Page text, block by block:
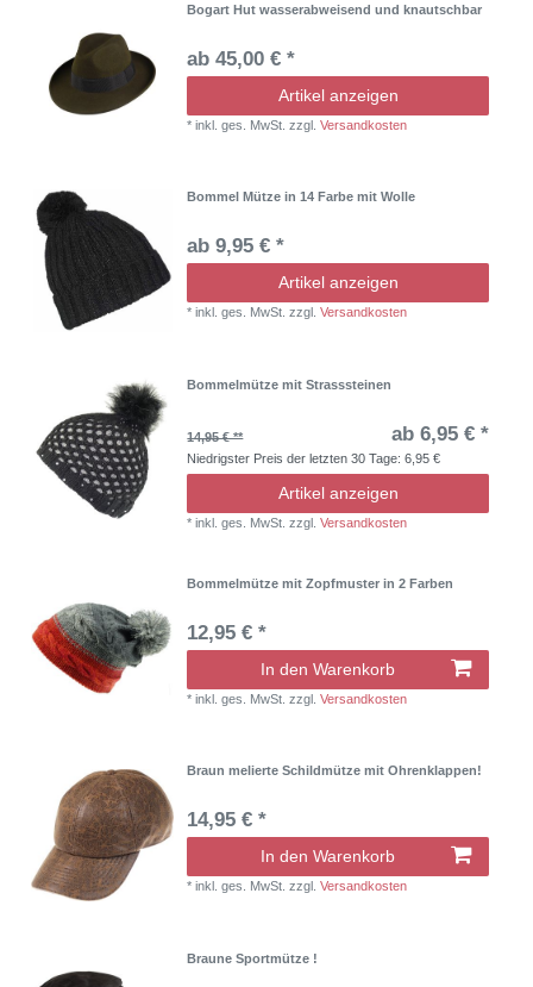
Bogart Hut wasserabweisend und knautschbar
ab 45,00 € *
Artikel anzeigen
*inkl. ges. MwSt. zzgl.Versandkosten
Bommel Mütze in 14 Farbe mit Wolle
ab 9,95 € *
Artikel anzeigen
*inkl. ges. MwSt. zzgl.Versandkosten
Bommelmütze mit Strasssteinen
14,95 € ** ab 6,95 € *
Niedrigster Preis der letzten 30 Tage:6,95 €
Artikel anzeigen
*inkl. ges. MwSt. zzgl.Versandkosten
Bommelmütze mit Zopfmuster in 2 Farben
12,95 € *
In den Warenkorb
*inkl. ges. MwSt. zzgl.Versandkosten
Braun melierte Schildmütze mit Ohrenklappen!
14,95 € *
In den Warenkorb
*inkl. ges. MwSt. zzgl.Versandkosten
Braune Sportmütze !